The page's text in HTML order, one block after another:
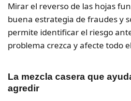
Mirar el reverso de las hojas
buena estrategia de fraudes y
permite identificar el riesgo
problema crezca y afecte todo
La mezcla casera que
agredir